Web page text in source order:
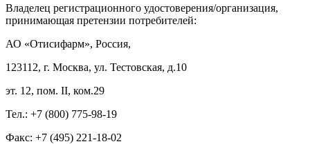
Владелец регистрационного удостоверения/организация,
принимающая претензии потребителей:
АО «Отисифарм», Россия,
123112, г. Москва, ул. Тестовская, д.10
эт. 12, пом. II, ком.29
Тел.: +7 (800) 775-98-19
Факс: +7 (495) 221-18-02